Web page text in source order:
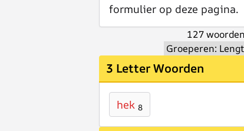
formulier op deze pagina.
127
3 Letter Woorden
hek 8